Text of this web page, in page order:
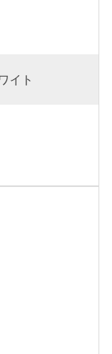
イト